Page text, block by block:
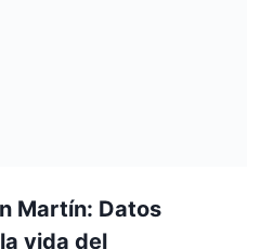
Martín: Datos
vida del